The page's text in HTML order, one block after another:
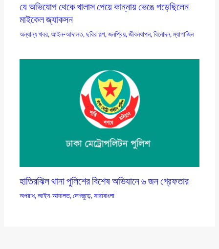
যে অভিযোগ থেকে খালাস পেয়ে কান্নায় ভেঙে পড়েছিলেন
মাইকেল জ্যাকসন
অন্যান্য খবর,আইন-আদালত,ছবির গল্প,জনপ্রিয়,জীবনযাপন,বিনোদন,ম্যাগাজিন
হাতিরঝিল থানা পুলিশের বিশেষ অভিযানে ৬ জন গ্রেফতার
অপরাধ,আইন-আদালত,দেশজুড়ে,সারাবাংলা